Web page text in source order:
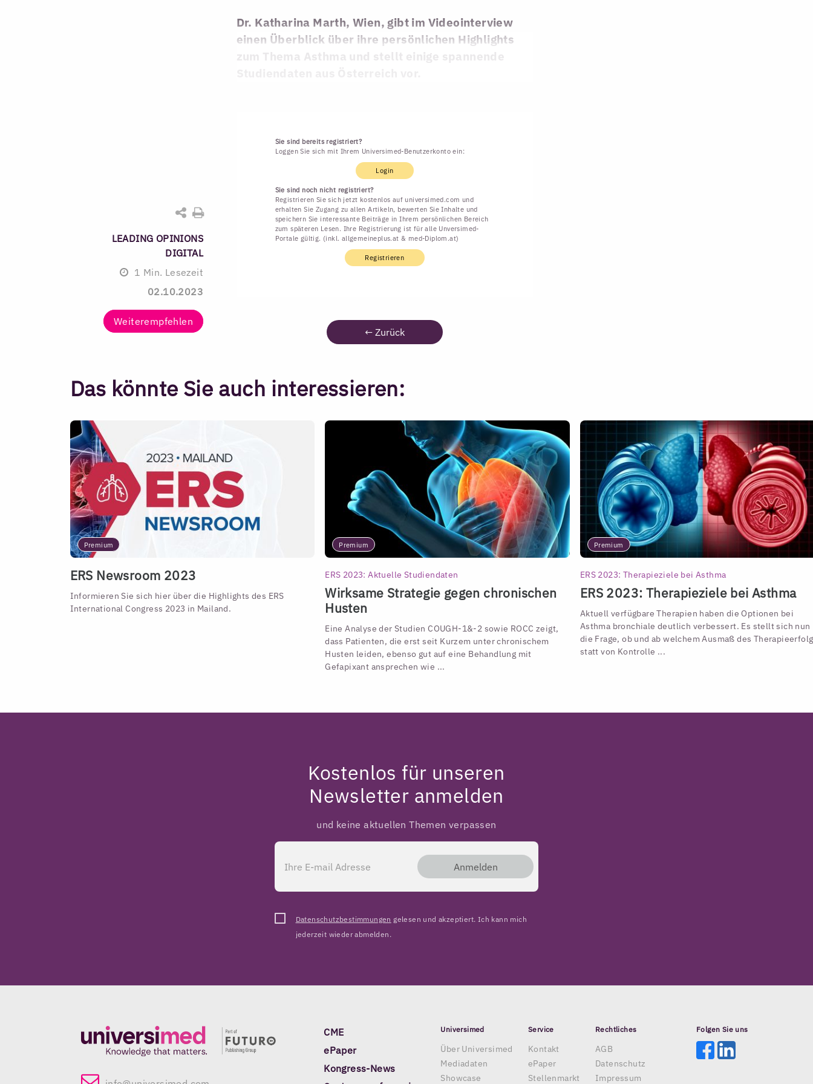
LEADING OPINIONS
DIGITAL
1 Min. Lesezeit
02.10.2023
Weiterempfehlen
Dr. Katharina Marth, Wien, gibt im Videointerview
einen Überblick über ihre persönlichen Highlights
zum Thema Asthma und stellt einige spannende
Sie sind bereits registriert?
Loggen Sie sich mit Ihrem Universimed-Benutzerkonto ein:
Login
Sie sind noch nicht registriert?
Registrieren Sie sich jetzt kostenlos auf universimed.com und
erhalten Sie Zugang zu allen Artikeln, bewerten Sie Inhalte und
speichern Sie interessante Beiträge in Ihrem persönlichen Bereich
zum späteren Lesen. Ihre Registrierung ist für alle Unversimed-
Portale gültig. (inkl. allgemeineplus.at & med-Diplom.at)
Registrieren
← Zurück
Das könnte Sie auch interessieren:
Premium
ERS Newsroom 2023
Informieren Sie sich hier über die Highlights des ERS
International Congress 2023 in Mailand.
Premium
ERS 2023: Aktuelle Studiendaten
Wirksame Strategie gegen chronischen
Husten
Eine Analyse der Studien COUGH-1&-2 sowie ROCC zeigt,
dass Patienten, die erst seit Kurzem unter chronischem
Husten leiden, ebenso gut auf eine Behandlung mit
Gefapixant ansprechen wie ...
Premium
ERS 2023: Therapieziele bei Asthma
ERS 2023: Therapieziele bei Asthma
Aktuell verfügbare Therapien haben die Optionen bei
Asthma bronchiale deutlich verbessert. Es stellt sich nun
die Frage, ob und ab welchem Ausmaß des
statt von Kontrolle ...
Kostenlos für unseren
Newsletter anmelden
und keine aktuellen Themen verpassen
Anmelden
Datenschutzbestimmungen gelesen und akzeptiert. Ich kann mich
jederzeit wieder abmelden.
CME
ePaper
Kongress-News
Universimed
Über Universimed
Mediadaten
Showcase
Service
Kontakt
ePaper
Stellenmarkt
Rechtliches
AGB
Datenschutz
Impressum
Folgen Sie uns